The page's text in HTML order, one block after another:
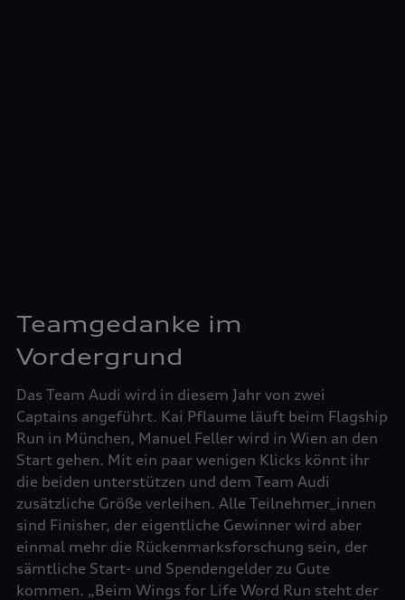
Teamgedanke im
Vordergrund
Das Team Audi wird in diesem Jahr von zwei
Captains angeführt. Kai Pflaume läuft beim Flagship
Run in München, Manuel Feller wird in Wien an den
Start gehen. Mit ein paar wenigen Klicks könnt ihr
die beiden unterstützen und dem Team Audi
zusätzliche Größe verleihen. Alle Teilnehmer_innen
sind Finisher, der eigentliche Gewinner wird aber
einmal mehr die Rückenmarksforschung sein, der
sämtliche Start- und Spendengelder zu Gute
kommen. „Beim Wings for Life Word Run steht der